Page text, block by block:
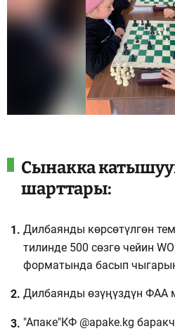
Сынакка
шарттары:
Дилбаянды көрсөтүлгөн
тилинде 500 сөзгө чейин
форматында басып
Дилбаянды өзүңүздүн ФАА
"Апаке"КФ @apake.kg